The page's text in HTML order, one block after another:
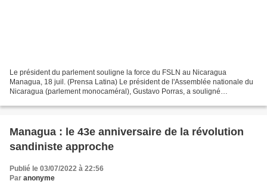
Le président du parlement souligne la force du FSLN au Nicaragua
Managua, 18 juil. (Prensa Latina) Le président de l'Assemblée nationale du
Nicaragua (parlement monocaméral), Gustavo Porras, a souligné
Managua : le 43e anniversaire de la révolution
sandiniste approche
Publié le 03/07/2022 à 22:56
Par anonyme